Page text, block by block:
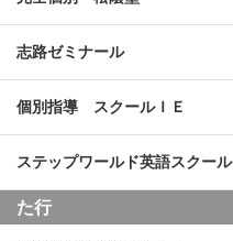
志路ゼミナール
個別指導 スクールＩＥ
ステップワールド英語スクール
た行